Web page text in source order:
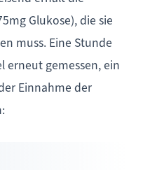
Glukose), die sie
muss. Eine Stunde
erneut gemessen, ein
Einnahme der